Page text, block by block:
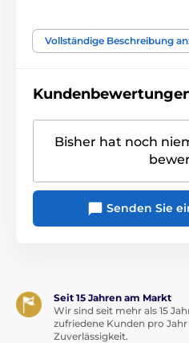
Das Produkt ist in
Vollständige Beschreibung
Bisher hat noch
Senden Sie
Seit 15 Jahren am Markt
Wir sind seit mehr als 15
zufriedene Kunden pro
Zuverlässigkeit.